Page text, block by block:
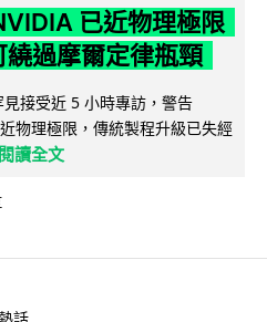
已近物理極限
過摩爾定律瓶頸
接受近 5 小時專訪，警告
物理極限，傳統製程升級已失經
閱讀全文